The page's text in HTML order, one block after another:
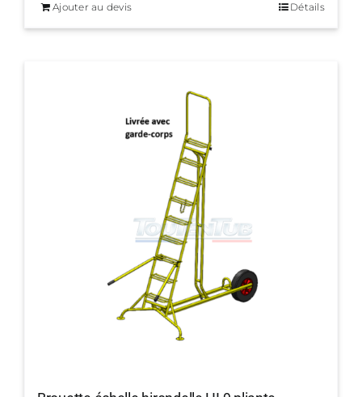
Ajouter au devis Détails